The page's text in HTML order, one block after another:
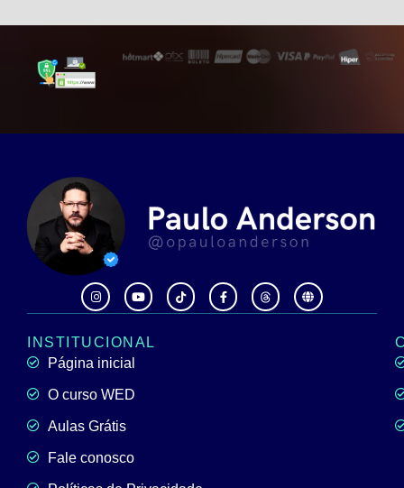
INSTITUCIONAL
Página inicial
O curso WED
Aulas Grátis
Fale conosco